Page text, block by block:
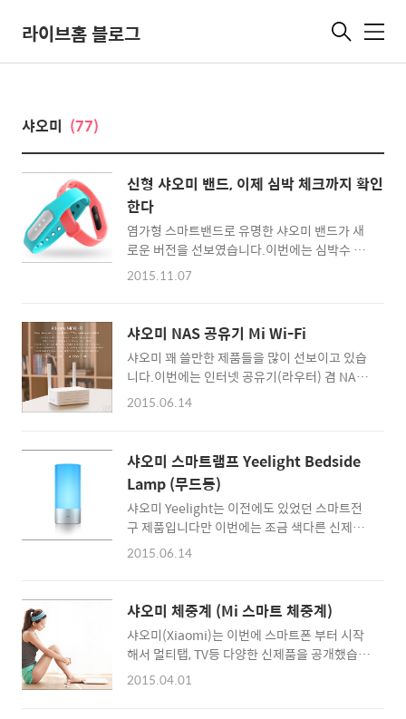
라이브홈 블로그 메
샤오미 (77)
신형 샤오미 밴드, 이제 심박 체크까지 확인
한다
염가형 스마트밴드로 유명한 샤오미 밴드가 새
로운 버전을 선보였습니다.이번에는 심박수 체
크가 가능한 센서를 부착한 것이 특징이네요. 가
조금 못되는 가격이니... 심박수체크가 가능한
웨어러블 중에서는 가성비가 매우 높다고 할 수
있겠죠. 실속을 따지는 유저에게는 이만한 스마
트밴드 제품을 찾기 어려울 정도입니다. 부서지
면 새로 사면 끝 샤오미 밴드 광감판 © mi.com
아마 곧 국내에서도 직구로 구입해 쓰시는 분들
이 많아질 것 같은 생각이 듭니다.:: 신형 샤오미
미패드3 직구하러 바로가기 :: [관련글]샤오미
미밴드2 ..
2015.11.07
샤오미 NAS 공유기 Mi Wi-Fi
샤오미 꽤 쓸만한 제품들을 많이 선보이고 있습
니다.이번에는 인터넷 공유기(라우터) 겸 NAS
로 사용할 수 있는 Mi Wi-Fi입니다.Mi Fi-Fi
탑재하고 있네요. 한화로는 약 12만6천원, 54
만원 정도입니다. :: 샤오미 공유기 겸 NAS 직구
하러 바로가기 :: Xiaomi Mi Wi-Fi ©
miui.com 시게이트와 도시바 하드를 사용하고
있고, NAS기능을 가지고 있어서 스마트폰 앱이
나 주변기기를 통해 데이터를 공유할 수 있습니
하네요. 2015년 6월 18일부터 늘 그렇듯
mi.com 홈페이지를..
2015.06.14
샤오미 스마트램프 Yeelight Bedside
Lamp (무드등)
샤오미 Yeelight는 이전에도 있었던 스마트전
구 제품입니다만 이번에는 조금 색다른 신제품
을 공개했습니다. 이번에는 스탠드 처럼 사용할
등이죠. (무드등) 샤오미 Yeelight의 특징은
1600만가지의 컬러를 구현해 낼 수 있다는 겁
니다. 스마트폰 앱을 통해 컬러를 프로그래밍할
수 있다고 하네요. Xiaomi Yeelight Bedside
Lamp © Xiaomi 터치를 통해 밝기를 조절할
2015.06.14
샤오미 체중계 (Mi 스마트 체중계)
샤오미(Xiaomi)는 이번에 스마트폰 부터 시작
해서 멀티탭, TV등 다양한 신제품을 공개했습니
다. 제 눈에 들어온 것은 바로 체중계 인데요. 스
2015.04.01